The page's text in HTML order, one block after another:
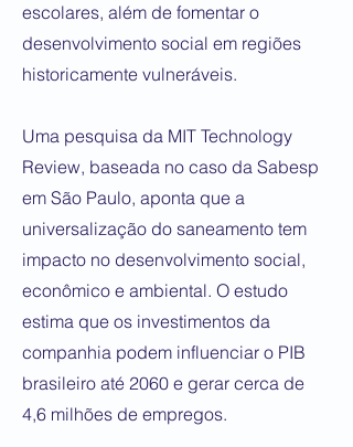
escolares, além de fomentar o
desenvolvimento social em regiões
historicamente vulneráveis.
Uma pesquisa da MIT Technology
Review, baseada no caso da Sabesp
em São Paulo, aponta que a
universalização do saneamento tem
impacto no desenvolvimento social,
econômico e ambiental. O estudo
estima que os investimentos da
companhia podem influenciar o PIB
brasileiro até 2060 e gerar cerca de
4,6 milhões de empregos.